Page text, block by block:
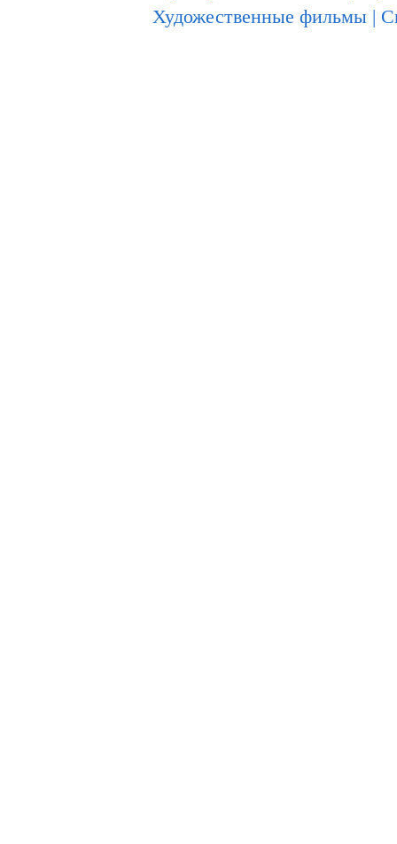
Художественные фильмы |